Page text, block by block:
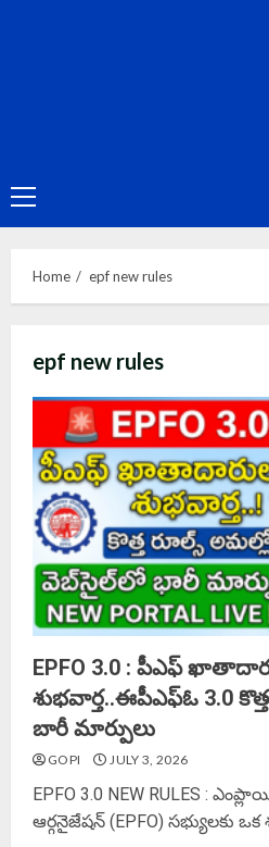
Primary
Menu
Home epf new rules
epf new rules
EPFO 3.0 : పీఎఫ్
శుభవార్త..ఈపీఎఫ్ఓ 3.0
బారీ మార్పులు
GOPI JULY 3, 2026
EPFO 3.0 NEW RULES :
ఆర్గనైజేషన్ (EPFO) సభ్యులకు ఒక